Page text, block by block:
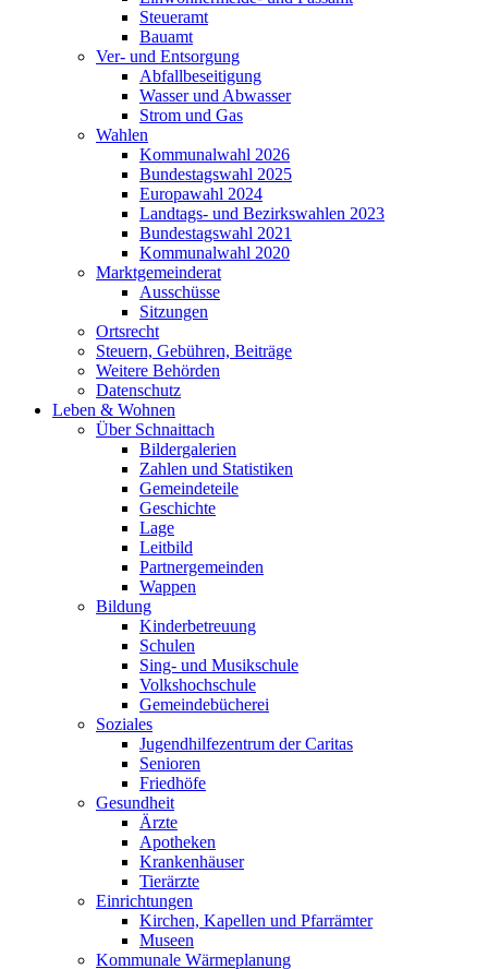
Steueramt
Bauamt
Ver- und Entsorgung
Abfallbeseitigung
Wasser und Abwasser
Strom und Gas
Wahlen
Kommunalwahl 2026
Bundestagswahl 2025
Europawahl 2024
Landtags- und Bezirkswahlen 2023
Bundestagswahl 2021
Kommunalwahl 2020
Marktgemeinderat
Ausschüsse
Sitzungen
Ortsrecht
Steuern, Gebühren, Beiträge
Weitere Behörden
Datenschutz
Leben & Wohnen
Über Schnaittach
Bildergalerien
Zahlen und Statistiken
Gemeindeteile
Geschichte
Lage
Leitbild
Partnergemeinden
Wappen
Bildung
Kinderbetreuung
Schulen
Sing- und Musikschule
Volkshochschule
Gemeindebücherei
Soziales
Jugendhilfezentrum der Caritas
Senioren
Friedhöfe
Gesundheit
Ärzte
Apotheken
Krankenhäuser
Tierärzte
Einrichtungen
Kirchen, Kapellen und Pfarrämter
Museen
Kommunale Wärmeplanung